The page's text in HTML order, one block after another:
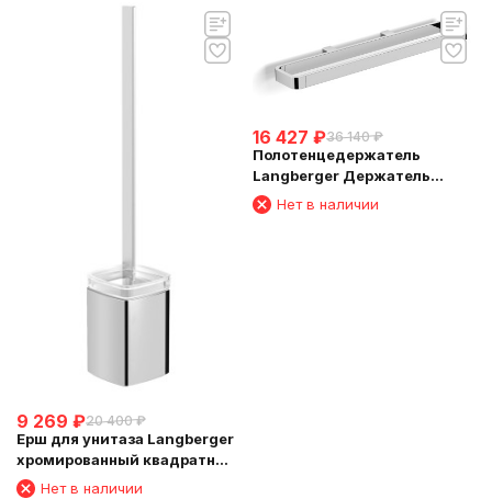
9 269 ₽20 400 ₽
Ерш для унитаза Langberger
хромированный квадратный
напольный малый 11327A
Нет в наличии
16 427 ₽36 140 ₽
Полотенцедержатель
Langberger Держатель
аксессуаров и полотенца 45
см 11304D
Нет в наличии